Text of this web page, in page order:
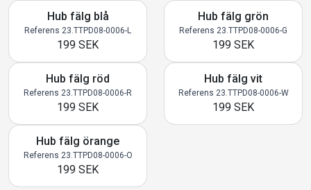
Hub fälg blå
Referens 23.TTPD08-0006-L
199 SEK
Hub fälg grön
Referens 23.TTPD08-0006-G
199 SEK
Hub fälg röd
Referens 23.TTPD08-0006-R
199 SEK
Hub fälg vit
Referens 23.TTPD08-0006-W
199 SEK
Hub fälg örange
Referens 23.TTPD08-0006-O
199 SEK